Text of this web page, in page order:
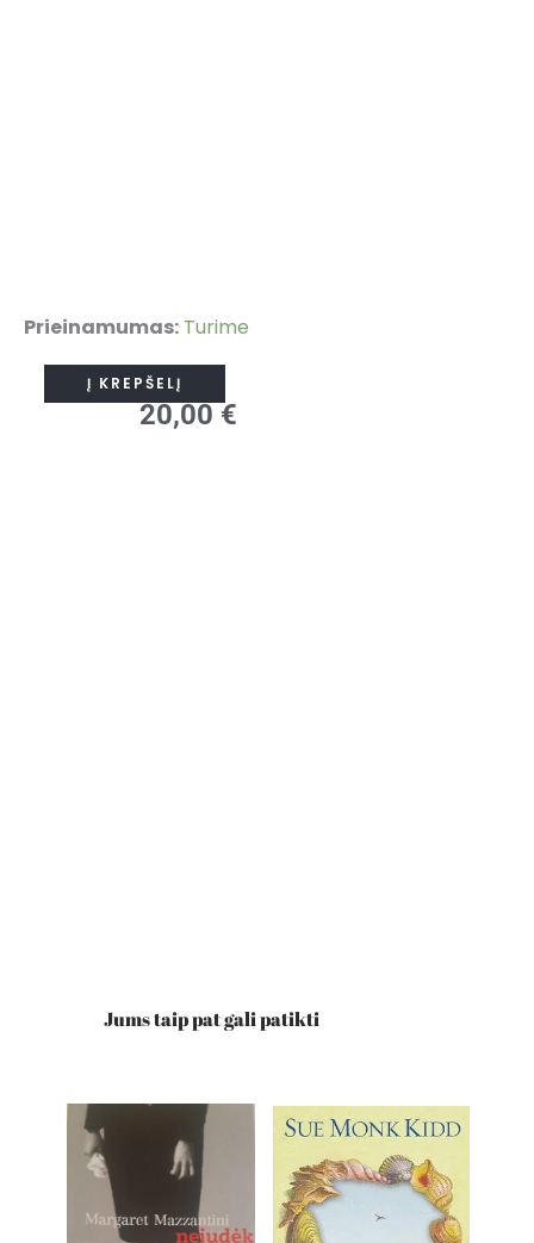
Prieinamumas: Turime
produkto
kiekis:
PirmykštėĮ KREPŠELĮ
20,00€
Jums taip pat gali patikti